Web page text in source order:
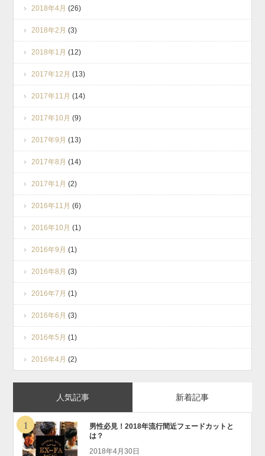
2018年4月 (26)
2018年2月 (3)
2018年1月 (12)
2017年12月 (13)
2017年11月 (14)
2017年10月 (9)
2017年9月 (13)
2017年8月 (14)
2017年1月 (2)
2016年11月 (6)
2016年10月 (1)
2016年9月 (1)
2016年8月 (3)
2016年7月 (1)
2016年6月 (3)
2016年5月 (1)
2016年4月 (2)
人気記事 新着記事
1
男性必見！2018年流行間近フェードカットと
は？
2018年4月30日